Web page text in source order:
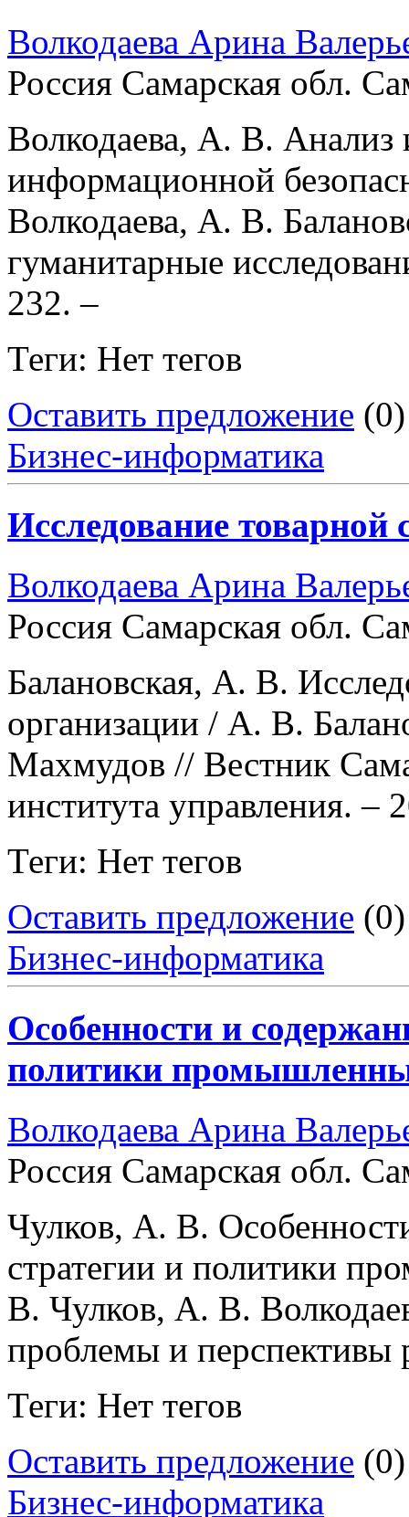
Волкодаева Арина
Россия Самарская обл.
Волкодаева, А. В. Анализ
информационной
Волкодаева, А. В.
гуманитарные
232. –
Теги: Нет тегов
Оставить предложение (0)
Бизнес-информатика
Исследование товарной
Волкодаева Арина
Россия Самарская обл.
Балановская, А. В.
организации / А. В.
Махмудов // Вестник
института управления.
Теги: Нет тегов
Оставить предложение (0)
Бизнес-информатика
Особенности и
политики
Волкодаева Арина
Россия Самарская обл.
Чулков, А. В.
стратегии и политики
В. Чулков, А. В.
проблемы и перспективы
Теги: Нет тегов
Оставить предложение (0)
Бизнес-информатика